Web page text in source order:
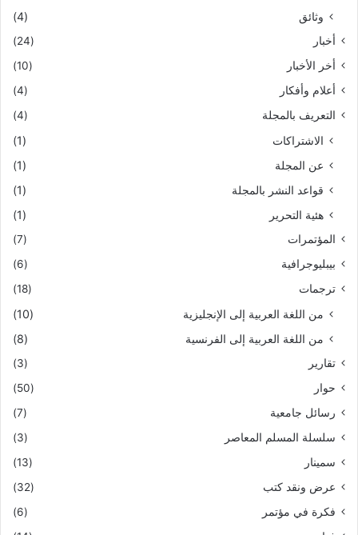
وثائق
(4)
أخبار
(24)
أخر الأخبار
(10)
أعلام وأفكار
(4)
التعريف بالمجلة
(4)
الاشتراكات
(1)
عن المجلة
(1)
قواعد النشر بالمجلة
(1)
هئية التحرير
(1)
المؤتمرات
(7)
بيبليوجرافية
(6)
ترجمات
(18)
من اللغة العربية إلى الإنجليزية
(10)
من اللغة العربية إلى الفرنسية
(8)
تقارير
(3)
حوار
(50)
رسائل جامعية
(7)
سلسلة المسلم المعاصر
(3)
سمينار
(13)
عرض ونقد كتب
(32)
فكرة في مؤتمر
(6)